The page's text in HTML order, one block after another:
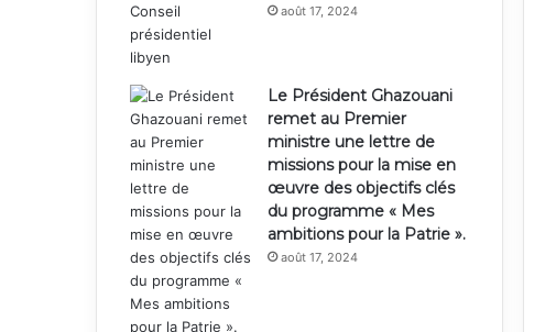
août 17, 2024
Le Président Ghazouani
remet au Premier
ministre une lettre de
missions pour la mise en
œuvre des objectifs clés
du programme « Mes
ambitions pour la Patrie ».
août 17, 2024